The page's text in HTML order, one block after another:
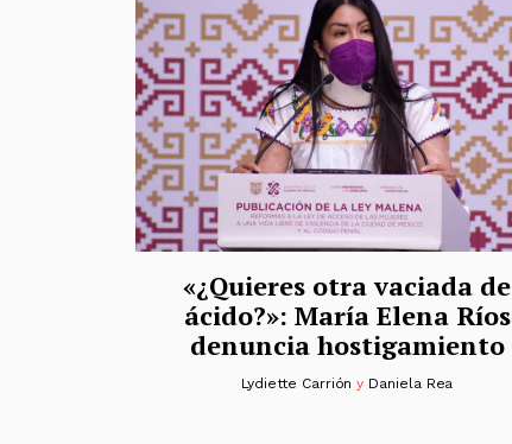
«¿Quieres otra vaciada de
ácido?»: María Elena Ríos
denuncia hostigamiento
Lydiette Carrión y Daniela Rea